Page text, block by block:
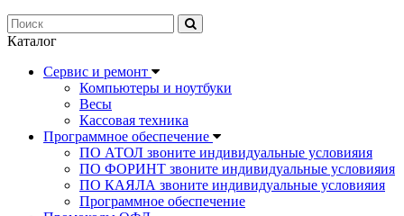
Каталог
Сервис и ремонт
Компьютеры и ноутбуки
Весы
Кассовая техника
Программное обеспечение
ПО АТОЛ звоните индивидуальные условияия
ПО ФОРИНТ звоните индивидуальные условияия
ПО КАЯЛА звоните индивидуальные условияия
Программное обеспечение